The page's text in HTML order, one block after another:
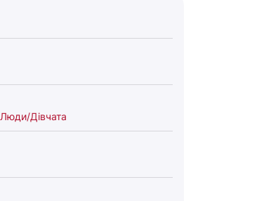
Люди/Дівчата